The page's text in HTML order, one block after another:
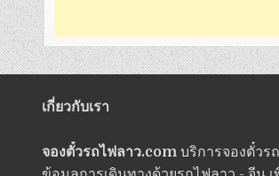
เกี่ยวกับเรา
จองตั๋วรถไฟลาว.com บริการจองตั๋วร